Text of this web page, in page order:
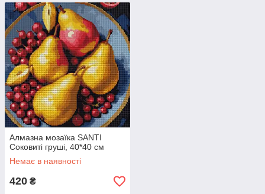
Алмазна мозаїка SANTI
Соковиті груші, 40*40 см
Немає в наявності
420 ₴